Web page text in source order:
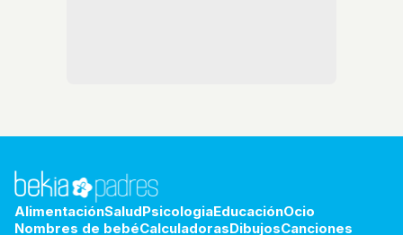
AlimentaciónSaludPsicologiaEducaciónOcio
Nombres de bebéCalculadorasDibujosCanciones